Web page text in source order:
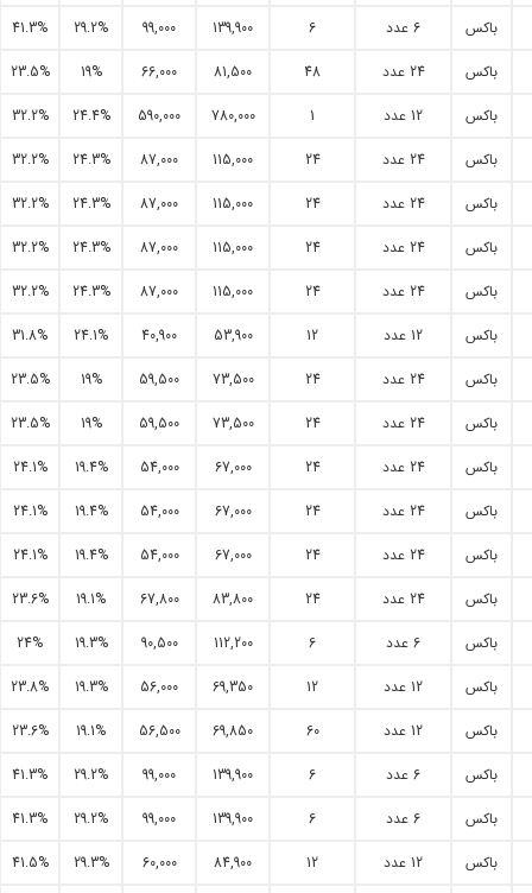
باکس 6 عدد 6
139,900
99,000
29.2%
41.3%
باکس
24 عدد 48
81,500
66,000
19%
23.5%
باکس
12 عدد 1
780,000
590,000
24.4%
32.2%
باکس
24 عدد 24
115,000
87,000
24.3%
32.2%
باکس
24 عدد 24
115,000
87,000
24.3%
32.2%
باکس
24 عدد 24
115,000
87,000
24.3%
32.2%
باکس
24 عدد 24
115,000
87,000
24.3%
32.2%
باکس
12 عدد 12
53,900
40,900
24.1%
31.8%
باکس
24 عدد 24
73,500
59,500
19%
23.5%
باکس
24 عدد 24
73,500
59,500
19%
23.5%
باکس
24 عدد 24
67,000
54,000
19.4%
24.1%
باکس
24 عدد 24
67,000
54,000
19.4%
24.1%
باکس
24 عدد 24
67,000
54,000
19.4%
24.1%
باکس
24 عدد 24
83,800
67,800
19.1%
23.6%
باکس
6 عدد 6
112,200
90,500
19.3%
24%
باکس
12 عدد 12
69,350
56,000
19.3%
23.8%
باکس
12 عدد 60
69,850
56,500
19.1%
23.6%
باکس
6 عدد 6
139,900
99,000
29.2%
41.3%
باکس
6 عدد 6
139,900
99,000
29.2%
41.3%
باکس
12 عدد 12
84,900
60,000
29.3%
41.5%